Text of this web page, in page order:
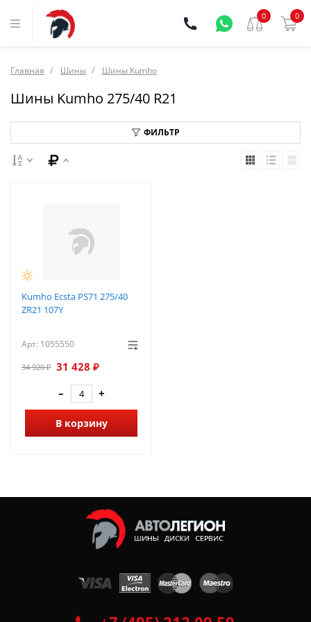
0 0
Главная Шины Шины Kumho
Шины Kumho 275/40 R21
ФИЛЬТР
Kumho Ecsta PS71 275/40
ZR21 107Y
Арт: 1055550
34 920 ₽ 31 428 ₽
–
+
В корзину